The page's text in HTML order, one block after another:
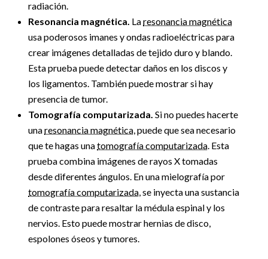
radiación.
Resonancia magnética. Laresonancia magnética
usa poderosos imanes y ondas radioeléctricas para
crear imágenes detalladas de tejido duro y blando.
Esta prueba puede detectar daños en los discos y
los ligamentos. También puede mostrar si hay
presencia de tumor.
Tomografía computarizada.Si no puedes hacerte
unaresonancia magnética, puede que sea necesario
que te hagas unatomografía computarizada. Esta
prueba combina imágenes de rayos X tomadas
desde diferentes ángulos. En una mielografía por
tomografía computarizada, se inyecta una sustancia
de contraste para resaltar la médula espinal y los
nervios. Esto puede mostrar hernias de disco,
espolones óseos y tumores.